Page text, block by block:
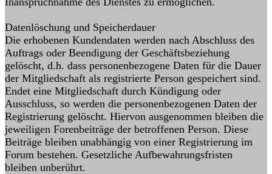
Datenlöschung und Speicherdauer
Die erhobenen Kundendaten werden nach Abschluss des
Auftrags oder Beendigung der Geschäftsbeziehung
gelöscht, d.h. dass personenbezogene Daten für die Dauer
der Mitgliedschaft als registrierte Person gespeichert sind.
Endet eine Mitgliedschaft durch Kündigung oder
Ausschluss, so werden die personenbezogenen Daten der
Registrierung gelöscht. Hiervon ausgenommen bleiben die
jeweiligen Forenbeiträge der betroffenen Person. Diese
Beiträge bleiben unabhängig von einer Registrierung im
Forum bestehen. Gesetzliche Aufbewahrungsfristen
bleiben unberührt.